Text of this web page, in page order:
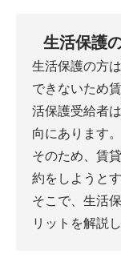
生活保護
生活保護の方
できないため
活保護受給者
向にあります。
そのため、賃
約をしようと
そこで、生活
リットを解説し